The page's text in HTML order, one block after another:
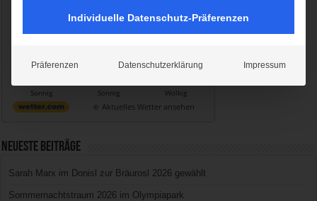
Sa, 08.08.
Sonnig
So, 09.08.
Sonnig
Mo, 10.08.
Wolkig
Aktuelles Wetter ansehen
Neueste Beiträge
Sarah Marx im Donisl zur Bräurosl 2026 gewählt
Sommernachtstraum 2026 im Olympiapark
Individuelle Datenschutz-Präferenzen
Präferenzen Datenschutzerklärung Impressum